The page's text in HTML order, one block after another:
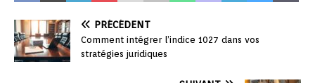
PRÉCÉDENT
Comment intégrer l’indice 1027 dans vos
stratégies juridiques